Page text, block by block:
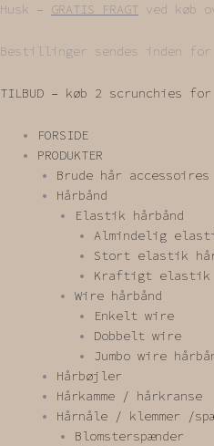
Gå
indholdet
Husk – GRATIS FRAGT ved køb
Bestillinger sendes inden for
TILBUD – køb 2 scrunchies
FORSIDE
PRODUKTER
Brude hår accessoires
Hårbånd
Elastik hårbånd
Almindelig
Stort elastik
Kraftigt elastik
Wire hårbånd
Enkelt wire
Dobbelt wire
Jumbo wire
Hårbøjler
Hårkamme / hårkranse
Hårnåle / klemmer /
Blomsterspænder